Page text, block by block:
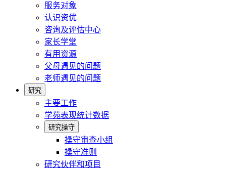
服务对象
认识资优
咨询及评估中心
家长学堂
有用资源
父母遇见的问题
老师遇见的问题
研究
主要工作
学苑表现统计数据
研究操守
操守审查小组
操守准则
研究伙伴和项目